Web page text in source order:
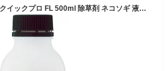
レインボー薬品 ネコソギクイックプロ FL 500ml 除草剤 ネコソギ 液体（薄めて使用） 適用面積約38～378坪 畑で使える除草剤 竹 (竹は枯れるまで数カ月かかります) 、ススキ、ササ 、ドクダミ、 つる性植物 、オヒシバにも効く